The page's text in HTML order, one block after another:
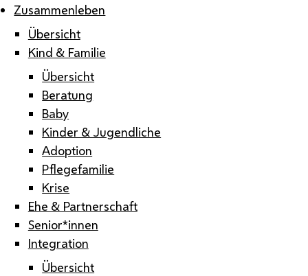
Zusammenleben
Übersicht
Kind & Familie
Übersicht
Beratung
Baby
Kinder & Jugendliche
Adoption
Pflegefamilie
Krise
Ehe & Partnerschaft
Senior*innen
Integration
Übersicht